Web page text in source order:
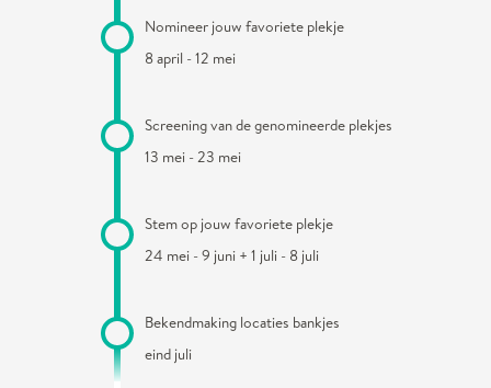
Nomineer jouw favoriete plekje
8 april - 12 mei
Screening van de genomineerde plekjes
13 mei - 23 mei
Stem op jouw favoriete plekje
24 mei - 9 juni + 1 juli - 8 juli
Bekendmaking locaties bankjes
eind juli